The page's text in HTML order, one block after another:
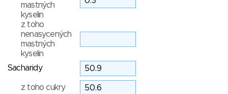
mastných
kyselin
z toho
nenasycených
mastných
kyselin
Sacharidy
z toho cukry